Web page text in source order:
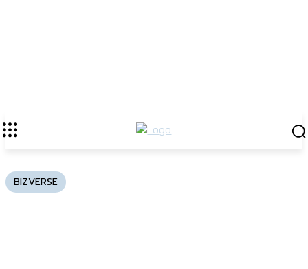
BIZVERSE